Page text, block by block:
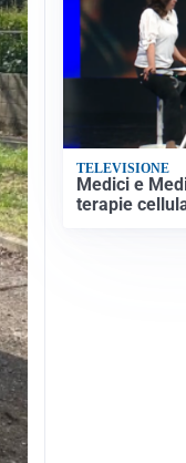
TELEVISIONE
Medici e
terapie